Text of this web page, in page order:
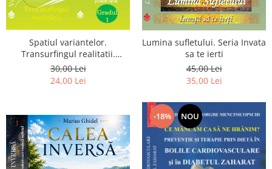
Spatiul variantelor.
Transurfingul realitatii.
Gradul 1. Cum sa ne
dezvoltam intuitia si sa ne
30,00 Lei
24,00 Lei
Lumina sufletului. Seria Invata
sa te ierti
45,00 Lei
35,00 Lei
-18% NOU